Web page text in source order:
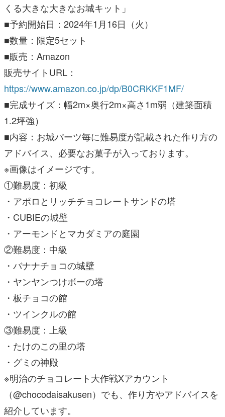
くる大きな大きなお城キット」
■予約開始日：2024年1月16日（火）
■数量：限定5セット
■販売：Amazon
販売サイトURL：
https://www.amazon.co.jp/dp/B0CRKKF1MF/
■完成サイズ：幅2m×奥行2m×高さ1m弱（建築面積
1.2坪強）
■内容：お城パーツ毎に難易度が記載された作り方の
アドバイス、必要なお菓子が入っております。
※画像はイメージです。
①難易度：初級
・アポロとリッチチョコレートサンドの塔
・CUBIEの城壁
・アーモンドとマカダミアの庭園
②難易度：中級
・バナナチョコの城壁
・ヤンヤンつけボーの塔
・板チョコの館
・ツインクルの館
③難易度：上級
・たけのこの里の塔
・グミの神殿
※明治のチョコレート大作戦Xアカウント
（@chocodaisakusen）でも、作り方やアドバイスを
紹介しています。